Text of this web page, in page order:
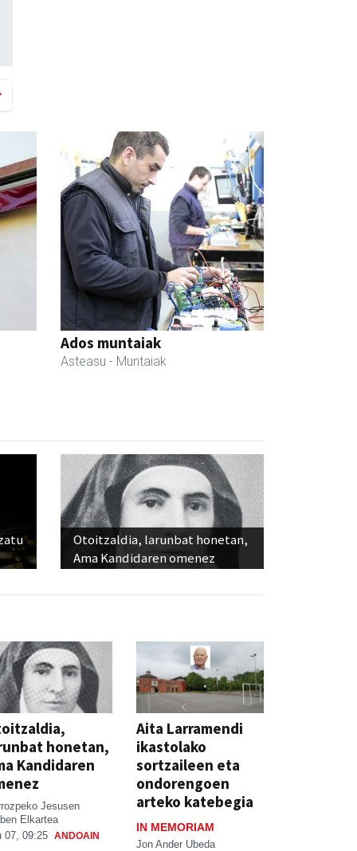
Ados muntaiak
Asteasu - Muntaiak
Otoitzaldia, larunbat honetan,
Ama Kandidaren omenez
honetan,
Kandidaren
Jesusen
Elkartea
07, 09:25 ANDOAIN
Aita Larramendi
ikastolako
sortzaileen eta
ondorengoen
arteko katebegia
IN MEMORIAM
Jon Ander Ubeda